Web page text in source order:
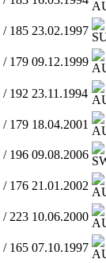
/ 185 23.02.1997
/ 179 09.12.1999
/ 192 23.11.1994
/ 179 18.04.2001
/ 196 09.08.2006
/ 176 21.01.2002
/ 223 10.06.2000
/ 165 07.10.1997